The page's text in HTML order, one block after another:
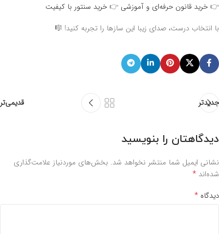
👉 خرید قانون حرفه‌ای و آموزشی 👉 خرید سنتور با کیفیت
با انتخاب درست، صدای زیبا این سازها را تجربه کنید! 🎼
جدیدتر قدیمی‌تر
دیدگاهتان را بنویسید
نشانی ایمیل شما منتشر نخواهد شد. بخش‌های موردنیاز علامت‌گذاری
شده‌اند *
دیدگاه *